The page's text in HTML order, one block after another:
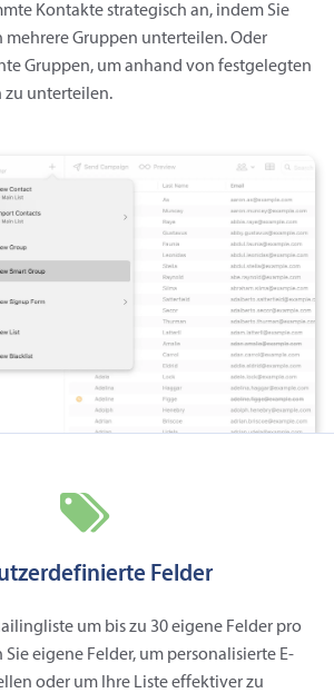
Kontakte strategisch an, indem Sie
mehrere Gruppen unterteilen. Oder
Gruppen, um anhand von festgelegten
zu unterteilen.
Felder
um bis zu 30 eigene Felder pro
eigene Felder, um personalisierte E-
oder um Ihre Liste effektiver zu